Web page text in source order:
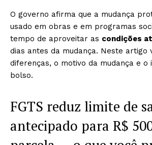
O governo afirma que a mudança
usado em obras e em programas
tempo de aproveitar as condições
dias antes da mudança. Neste artigo
diferenças, o motivo da mudança e o
bolso.
FGTS reduz limite de
antecipado para R$